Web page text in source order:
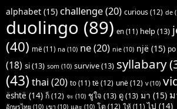
alphabet (15) challenge(20) curious(12) de
duolingo (89) en (11) help(13)
(40) më (11) na (10) ne(20) nie (10) një (15) po
(18) si(13) som (10) survive(13) syllabary
(43) thai (20) to (11) të(12) unë(12) v(10)
është (14) ก็(12) จะ (10) ชูใจ (13) ดู(13) มา (15)
อักษรไทย (10) เขา (10) และ (10) โต (12) ให้ (11) ไป (14)